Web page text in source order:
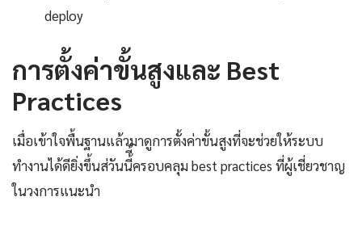
deploy
การตั้งค่าขั้นสูงและ Best
Practices
เมื่อเข้าใจพื้นฐานแล้วมาดูการตั้งค่าขั้นสูงที่จะช่วยให้ระบบ
ทำงานได้ดียิ่งขึ้นส่วันนี้ี้ครอบคลุม best practices ที่ผู้เชี่ยวชาญ
ในวงการแนะนำ